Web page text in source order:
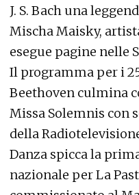
J. S. Bach una
Mischa Maisky,
esegue pagine nelle
Il programma per i
Beethoven culmina
Missa Solemnis con
della
Danza spicca la
nazionale per La